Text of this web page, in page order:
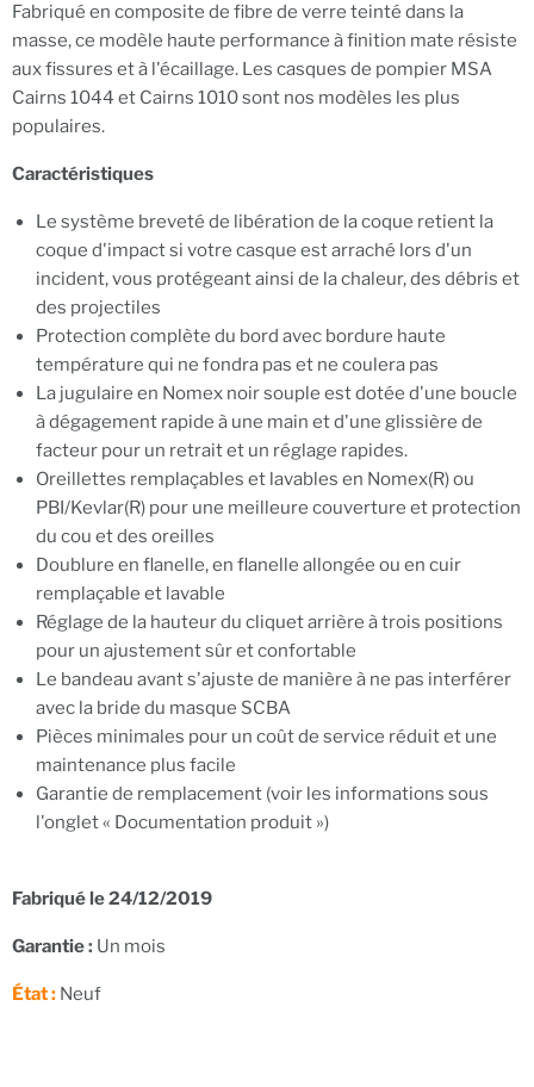
Fabriqué en composite de fibre de verre teinté dans la
masse, ce modèle haute performance à finition mate résiste
aux fissures et à l'écaillage. Les casques de pompier MSA
Cairns 1044 et Cairns 1010 sont nos modèles les plus
populaires.
Caractéristiques
Le système breveté de libération de la coque retient la
coque d'impact si votre casque est arraché lors d'un
incident, vous protégeant ainsi de la chaleur, des débris et
des projectiles
Protection complète du bord avec bordure haute
température qui ne fondra pas et ne coulera pas
La jugulaire en Nomex noir souple est dotée d'une boucle
à dégagement rapide à une main et d'une glissière de
facteur pour un retrait et un réglage rapides.
Oreillettes remplaçables et lavables en Nomex(R) ou
PBI/Kevlar(R) pour une meilleure couverture et protection
du cou et des oreilles
Doublure en flanelle, en flanelle allongée ou en cuir
remplaçable et lavable
Réglage de la hauteur du cliquet arrière à trois positions
pour un ajustement sûr et confortable
Le bandeau avant s'ajuste de manière à ne pas interférer
avec la bride du masque SCBA
Pièces minimales pour un coût de service réduit et une
maintenance plus facile
Garantie de remplacement (voir les informations sous
l'onglet « Documentation produit »)
Fabriqué le 24/12/2019
Garantie : Un mois
État : Neuf